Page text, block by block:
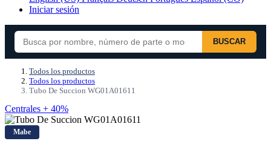
Iniciar sesión
BUSCAR
Todos los productos
Todos los productos
Tubo De Succion WG01A01611
Centrales + 40%
Mabe